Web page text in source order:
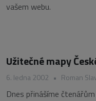
vašem webu.
Užitečné mapy
6. ledna 2002 • Roman
Dnes přinášíme